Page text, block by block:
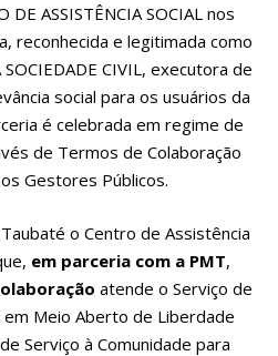
DE ASSISTÊNCIA SOCIAL nos
reconhecida e legitimada como
SOCIEDADE CIVIL, executora de
social para os usuários da
é celebrada em regime de
de Termos de Colaboração
Gestores Públicos.
o Centro de Assistência
em parceria com a PMT,
atende o Serviço de
em Meio Aberto de Liberdade
Serviço à Comunidade para